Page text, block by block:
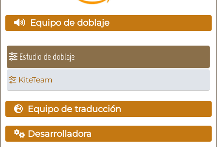
Equipo de doblaje
Estudio de doblaje
KiteTeam
Equipo de traducción
Desarrolladora